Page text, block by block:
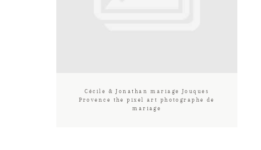
Cécile & Jonathan mariage Jouques
Provence the pixel art photographe de
mariage